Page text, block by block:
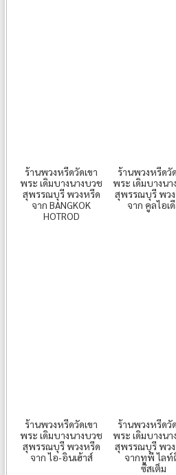
ร้านพวงหรีดวัดเขา
พระ เดิมบางนางบวช
สุพรรณบุรี พวงหรีด
จาก BANGKOK
HOTROD
ร้านพวงหรีดวั
พระ เดิมบางน
สุพรรณบุรี พว
จาก คูลไอเ
ร้านพวงหรีดวัดเขา
พระ เดิมบางนางบวช
สุพรรณบุรี พวงหรีด
จาก ไอ-อินเฮ้าส์
ร้านพวงหรีดวั
พระ เดิมบางน
สุพรรณบุรี พว
จากทูพี ไลท์
ซิสเต็ม